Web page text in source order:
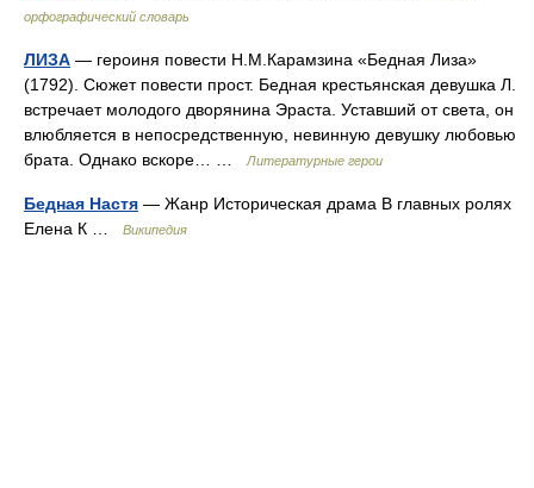
орфографический словарь
ЛИЗА — героиня повести Н.М.Карамзина «Бедная Лиза»
(1792). Сюжет повести прост. Бедная крестьянская девушка Л.
встречает молодого дворянина Эраста. Уставший от света, он
влюбляется в непосредственную, невинную девушку любовью
брата. Однако вскоре… …
Литературные герои
Бедная Настя — Жанр Историческая драма В главных ролях
Елена К …
Википедия